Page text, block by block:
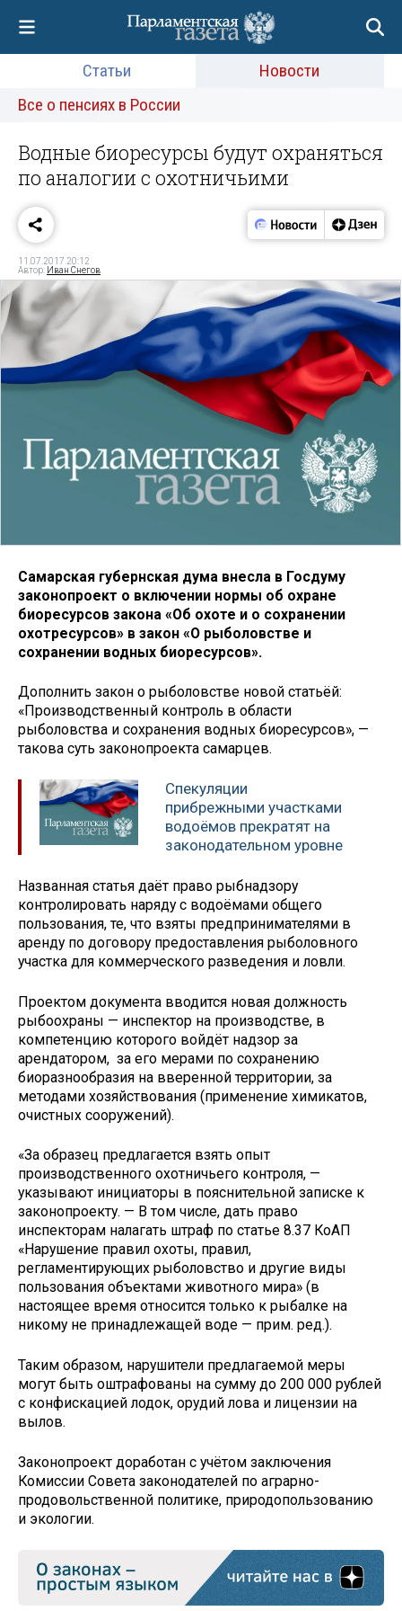
Статьи
Новости
Все о пенсиях в России
Водные биоресурсы будут охраняться
по аналогии с охотничьими
11.07.2017 20:12
Автор: Иван Снегов
Самарская губернская дума внесла в Госдуму
законопроект о включении нормы об охране
биоресурсов закона «Об охоте и о сохранении
охотресурсов» в закон «О рыболовстве и
сохранении водных биоресурсов».
Дополнить закон о рыболовстве новой статьёй:
«Производственный контроль в области
рыболовства и сохранения водных биоресурсов», —
такова суть законопроекта самарцев.
Спекуляции
прибрежными участками
водоёмов прекратят на
законодательном уровне
Названная статья даёт право рыбнадзору
контролировать наряду с водоёмами общего
пользования, те, что взяты предпринимателями в
аренду по договору предоставления рыболовного
участка для коммерческого разведения и ловли.
Проектом документа вводится новая должность
рыбоохраны — инспектор на производстве, в
компетенцию которого войдёт надзор за
арендатором, за его мерами по сохранению
биоразнообразия на вверенной территории, за
методами хозяйствования (применение химикатов,
очистных сооружений).
«За образец предлагается взять опыт
производственного охотничьего контроля, —
указывают инициаторы в пояснительной записке к
законопроекту. — В том числе, дать право
инспекторам налагать штраф по статье 8.37 КоАП
«Нарушение правил охоты, правил,
регламентирующих рыболовство и другие виды
пользования объектами животного мира» (в
настоящее время относится только к рыбалке на
никому не принадлежащей воде — прим. ред.).
Таким образом, нарушители предлагаемой меры
могут быть оштрафованы на сумму до 200 000 рублей
с конфискацией лодок, орудий лова и лицензии на
вылов.
Законопроект доработан с учётом заключения
Комиссии Совета законодателей по аграрно-
продовольственной политике, природопользованию
и экологии.